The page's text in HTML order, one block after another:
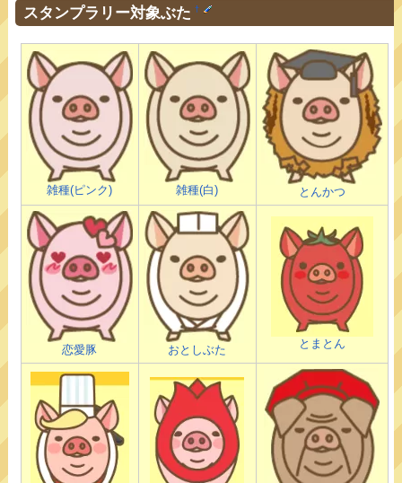
スタンプラリー対象ぶた †
雑種(ピンク) 雑種(白) とんかつ
恋愛豚 おとしぶた とまとん